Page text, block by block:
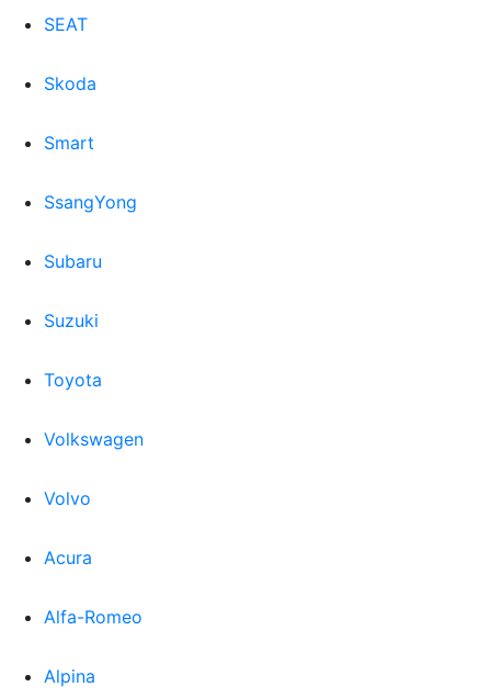
SEAT
Skoda
Smart
SsangYong
Subaru
Suzuki
Toyota
Volkswagen
Volvo
Acura
Alfa-Romeo
Alpina